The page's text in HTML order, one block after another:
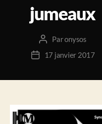
jumeaux
Auteur
de
l’article
Paronysos
Date17 janvier 2017